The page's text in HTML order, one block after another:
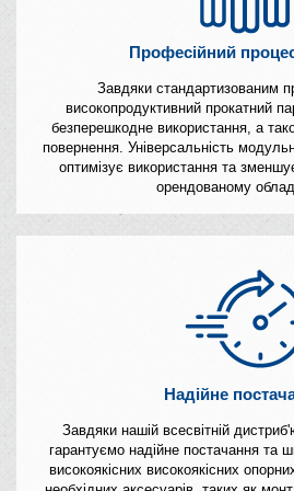
Професійний
Завдяки стандартизованим
високопродуктивний прокатний
безперешкодне використання, а
повернення. Універсальність
оптимізує використання та
орендованому
Надійне
Завдяки нашій всесвітній
гарантуємо надійне постачання та
високоякісних високоякісних